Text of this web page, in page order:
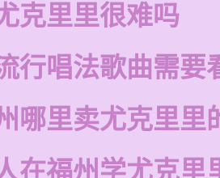
克里里很难吗
行唱法歌曲需要
哪里卖尤克里里
在福州学尤克里